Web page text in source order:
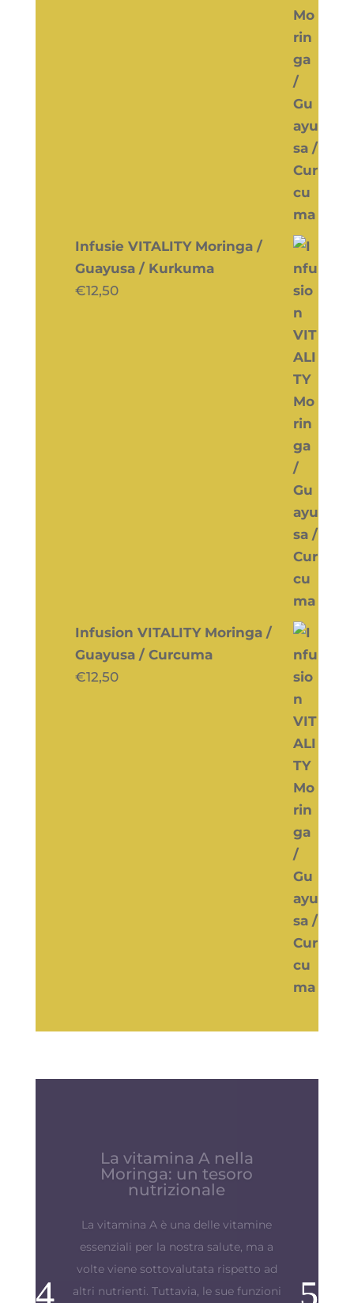
Infusie VITALITY Moringa /
Guayusa / Kurkuma
€12,50
Infusion VITALITY Moringa /
Guayusa / Curcuma
€12,50
Rafforzare le difese
immunitarie: preparare il
corpo e la mente
"La miglior difesa è un buon attacco".
Questa antica massima assume il suo
pieno significato quando parliamo
delle nostre preziose difese